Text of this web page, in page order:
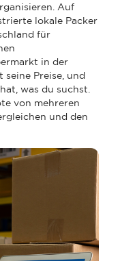
Auf
lokale Packer
für
in der
seine Preise, und
was du suchst.
von mehreren
und den